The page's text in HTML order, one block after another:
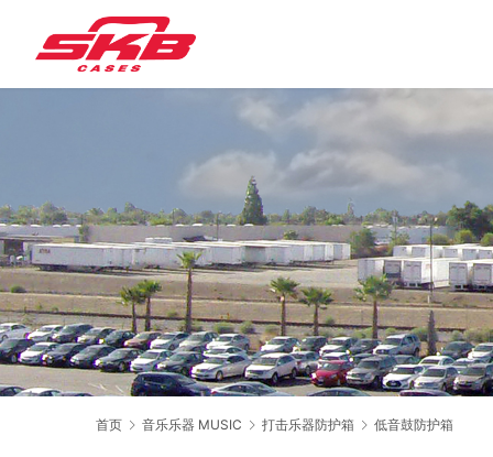
首页 音乐乐器 MUSIC 打击乐器防护箱 低音鼓防护箱